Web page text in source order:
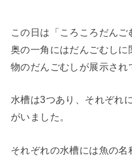
この日は「ころころだんご
奥の一角にはだんごむし
物のだんごむしが展示され
水槽は3つあり、それぞれ
がいました。
それぞれの水槽には魚の